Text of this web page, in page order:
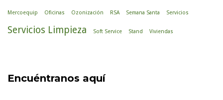
Mercoequip Oficinas Ozonización RSA Semana Santa Servicios
Servicios Limpieza Soft Service Stand Viviendas
Encuéntranos aquí